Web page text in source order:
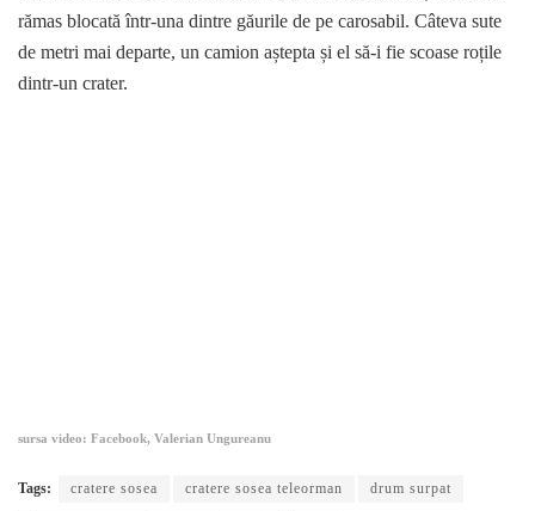
rămas blocată într-una dintre găurile de pe carosabil. Câteva sute
de metri mai departe, un camion aștepta și el să-i fie scoase roțile
dintr-un crater.
sursa video: Facebook, Valerian Ungureanu
Tags: cratere sosea cratere sosea teleorman drum surpat